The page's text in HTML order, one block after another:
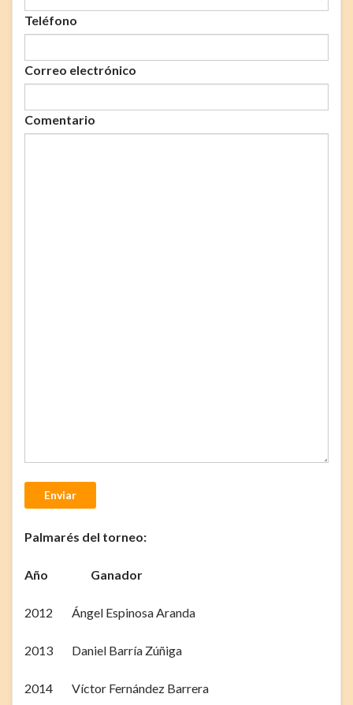
Teléfono
Correo electrónico
Comentario
Enviar
Palmarés del torneo:
Año Ganador
2012 Ángel Espinosa Aranda
2013 Daniel Barría Zúñiga
2014 Víctor Fernández Barrera